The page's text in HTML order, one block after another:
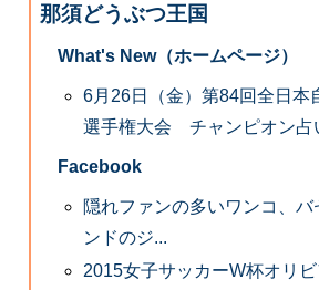
那須どうぶつ王国
What's New（ホームページ）
6月26日（金）第84回全日本
選手権大会 チャンピオン占
Facebook
隠れファンの多いワンコ、バ
ンドのジ...
2015女子サッカーW杯オリ